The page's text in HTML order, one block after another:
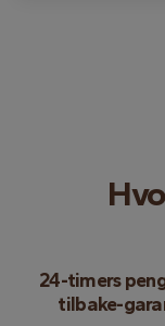
24-timers
tilbake-